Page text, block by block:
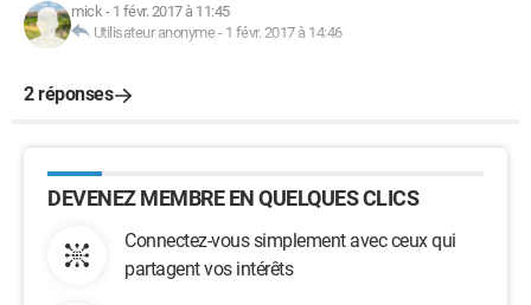
mick- 1 févr. 2017 à 11:45
Utilisateur anonyme- 1 févr. 2017 à 14:46
2 réponses
DEVENEZ MEMBRE EN QUELQUES CLICS
Connectez-vous simplement avec ceux qui
partagent vos intérêts